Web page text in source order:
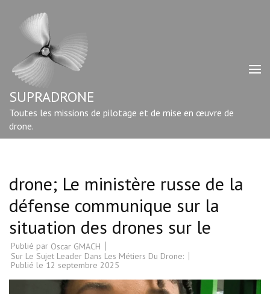
contenu
Entrée)
SUPRADRONE
Toutes les missions de pilotage et de mise en œuvre de
drone.
drone; Le ministère russe de la
défense communique sur la
situation des drones sur le
Publié par Oscar GMACH
Sur Le Sujet Leader Dans Les Métiers Du Drone:
Publié le 12 septembre 2025